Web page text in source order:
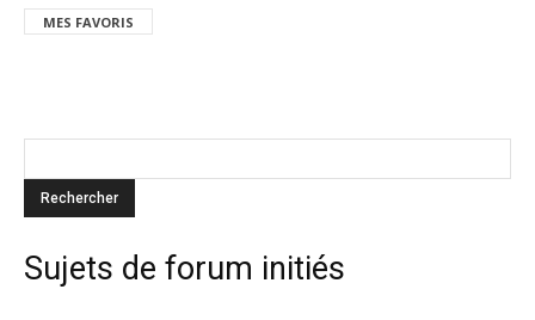
MES FAVORIS
Sujets de forum initiés